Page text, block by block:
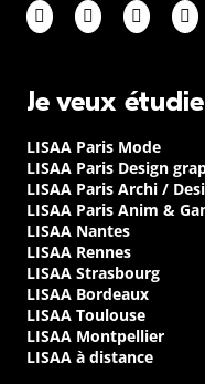
Je veux
LISAA Paris Mode
LISAA Paris Design
LISAA Paris Archi /
LISAA Paris Anim &
LISAA Nantes
LISAA Rennes
LISAA Strasbourg
LISAA Bordeaux
LISAA Toulouse
LISAA Montpellier
LISAA à distance